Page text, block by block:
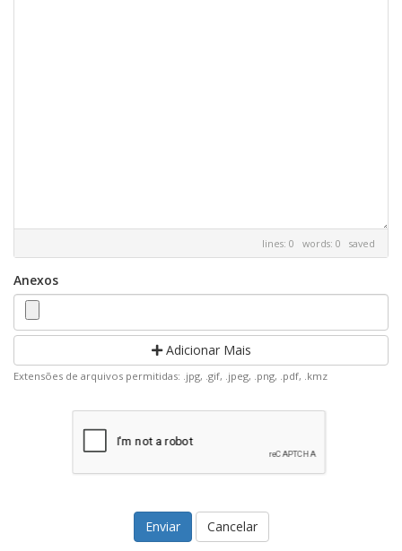
lines: 0 words: 0 saved
Anexos
Adicionar Mais
Extensões de arquivos permitidas: .jpg, .gif, .jpeg, .png, .pdf, .kmz
Cancelar